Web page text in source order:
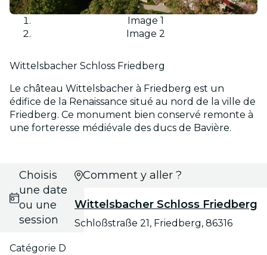
Image 1
Image 2
Wittelsbacher Schloss Friedberg
Le château Wittelsbacher à Friedberg est un
édifice de la Renaissance situé au nord de la ville de
Friedberg. Ce monument bien conservé remonte à
une forteresse médiévale des ducs de Bavière.
Choisis
une date
ou une
session
Catégorie D
Comment y aller ?
Wittelsbacher Schloss Friedberg
Schloßstraße 21, Friedberg, 86316